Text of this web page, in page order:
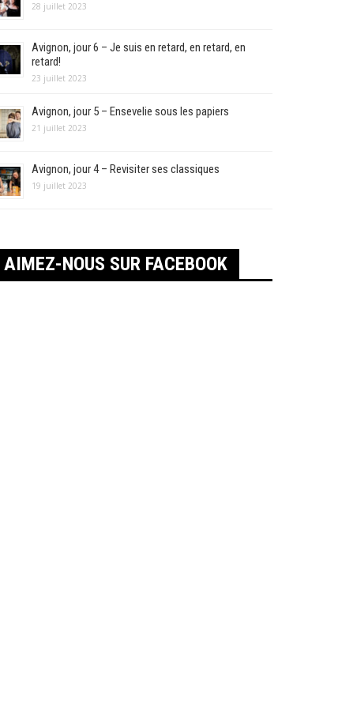
28 juillet 2023
Avignon, jour 6 – Je suis en retard, en retard, en
retard!
23 juillet 2023
Avignon, jour 5 – Ensevelie sous les papiers
21 juillet 2023
Avignon, jour 4 – Revisiter ses classiques
19 juillet 2023
AIMEZ-NOUS SUR FACEBOOK